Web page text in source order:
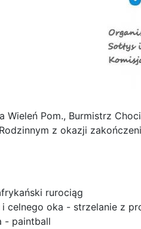
Wieleń Pom., Burmistrz
z okazji
rurociąg
celnego oka - strzelanie z
- paintball